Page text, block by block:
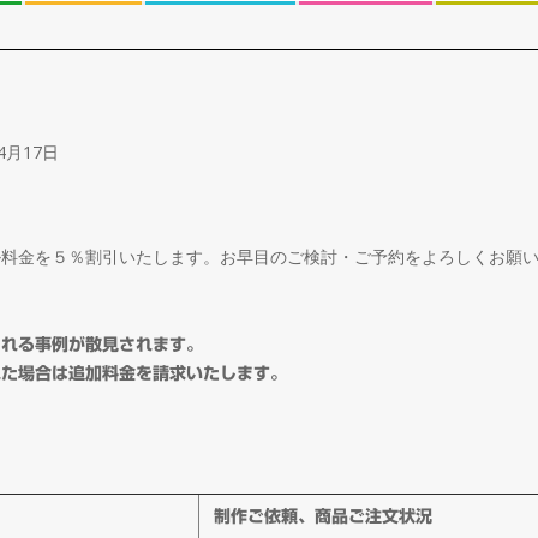
17日
を５％割引いたします。お早目のご検討・ご予約をよろしくお願い
る事例が散見されます。
場合は追加料金を請求いたします。
制作ご依頼、商品ご注文状況